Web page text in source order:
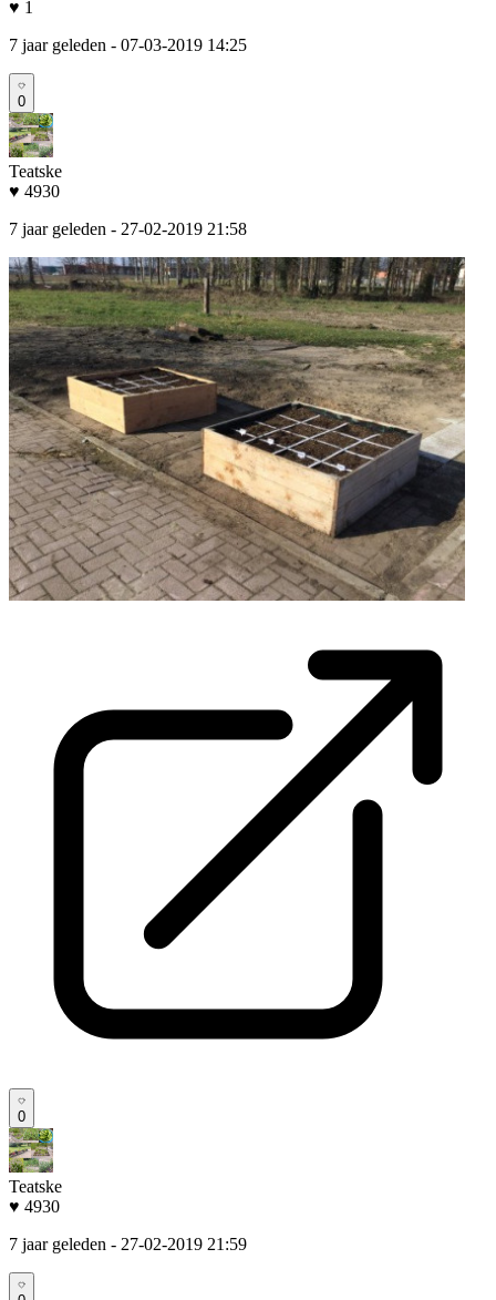
♥ 1
7 jaar geleden - 07-03-2019 14:25
0
Teatske
♥ 4930
7 jaar geleden - 27-02-2019 21:58
0
Teatske
♥ 4930
7 jaar geleden - 27-02-2019 21:59